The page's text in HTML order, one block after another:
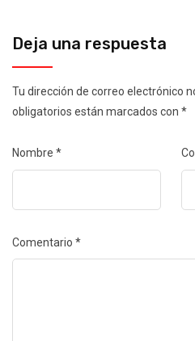
Deja una respuesta
Tu dirección de correo electrónico
obligatorios están marcados con *
Nombre *
Comentario *